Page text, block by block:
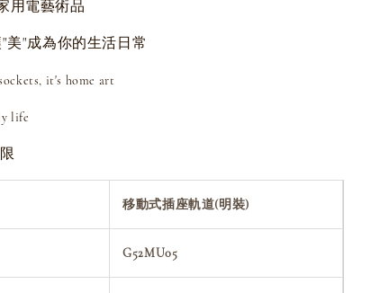
用電藝術品
美"成為你的生活日常
it's home art
life
移動式插座軌道(明裝)
G52MU05